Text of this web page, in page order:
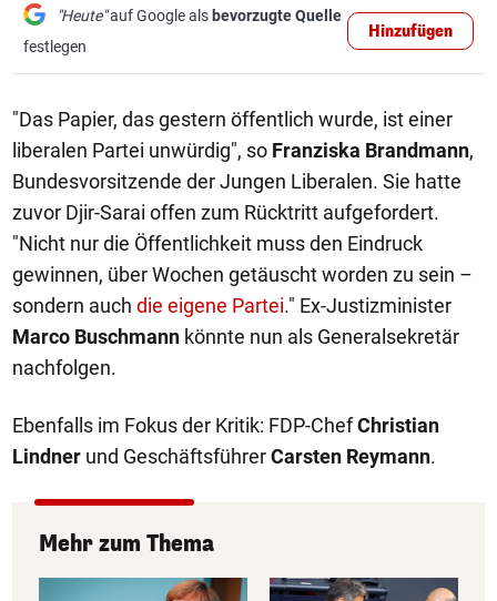
"Heute"auf Google als bevorzugte Quelle
festlegen
Hinzufügen
"Das Papier, das gestern öffentlich wurde, ist einer
liberalen Partei unwürdig", so Franziska Brandmann,
Bundesvorsitzende der Jungen Liberalen. Sie hatte
zuvor Djir-Sarai offen zum Rücktritt aufgefordert.
"Nicht nur die Öffentlichkeit muss den Eindruck
gewinnen, über Wochen getäuscht worden zu sein –
sondern auch die eigene Partei." Ex-Justizminister
Marco Buschmann könnte nun als Generalsekretär
nachfolgen.
Ebenfalls im Fokus der Kritik: FDP-ChefChristian
Lindner und GeschäftsführerCarsten Reymann.
Mehr zum Thema